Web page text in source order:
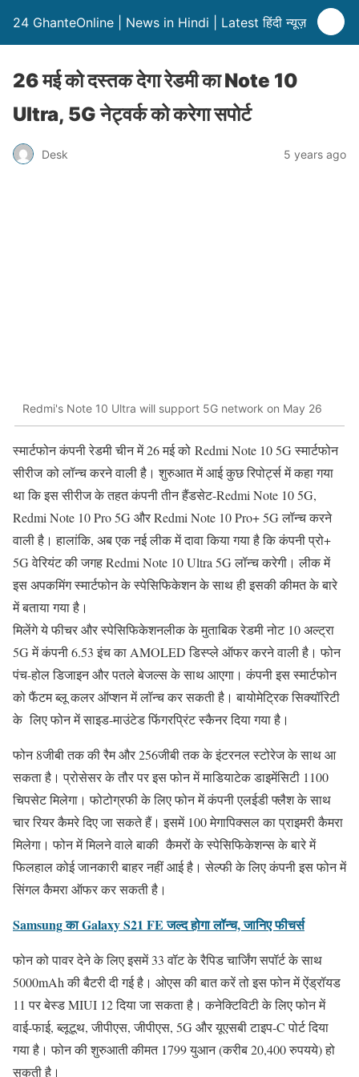
24 GhanteOnline | News in Hindi | Latest हिंदी न्यूज़
26 मई को दस्तक देगा रेडमी का Note 10
Ultra, 5G नेट्वर्क को करेगा सपोर्ट
Desk 5 years ago
Redmi's Note 10 Ultra will support 5G network on May 26
स्मार्टफोन कंपनी रेडमी चीन में 26 मई को Redmi Note 10 5G स्मार्टफोन
सीरीज को लॉन्च करने वाली है। शुरुआत में आई कुछ रिपोर्ट्स में कहा गया
था कि इस सीरीज के तहत कंपनी तीन हैंडसेट-Redmi Note 10 5G,
Redmi Note 10 Pro 5G और Redmi Note 10 Pro+ 5G लॉन्च करने
वाली है। हालांकि, अब एक नई लीक में दावा किया गया है कि कंपनी प्रो+
5G वेरियंट की जगह Redmi Note 10 Ultra 5G लॉन्च करेगी। लीक में
इस अपकमिंग स्मार्टफोन के स्पेसिफिकेशन के साथ ही इसकी कीमत के बारे
में बताया गया है।
मिलेंगे ये फीचर और स्पेसिफिकेशनलीक के मुताबिक रेडमी नोट 10 अल्ट्रा
5G में कंपनी 6.53 इंच का AMOLED डिस्प्ले ऑफर करने वाली है। फोन
पंच-होल डिजाइन और पतले बेजल्स के साथ आएगा। कंपनी इस स्मार्टफोन
को फैंटम ब्लू कलर ऑप्शन में लॉन्च कर सकती है। बायोमेट्रिक सिक्यॉरिटी
के लिए फोन में साइड-माउंटेड फिंगरप्रिंट स्कैनर दिया गया है।
फोन 8जीबी तक की रैम और 256जीबी तक के इंटरनल स्टोरेज के साथ आ
सकता है। प्रोसेसर के तौर पर इस फोन में माडियाटेक डाइमेंसिटी 1100
चिपसेट मिलेगा। फोटोग्रफी के लिए फोन में कंपनी एलईडी फ्लैश के साथ
चार रियर कैमरे दिए जा सकते हैं। इसमें 100 मेगापिक्सल का प्राइमरी कैमरा
मिलेगा। फोन में मिलने वाले बाकी कैमरों के स्पेसिफिकेशन्स के बारे में
फिलहाल कोई जानकारी बाहर नहीं आई है। सेल्फी के लिए कंपनी इस फोन में
सिंगल कैमरा ऑफर कर सकती है।
Samsung का Galaxy S21 FE जल्द होगा लॉन्च, जानिए फीचर्स
फोन को पावर देने के लिए इसमें 33 वॉट के रैपिड चार्जिंग सपॉर्ट के साथ
5000mAh की बैटरी दी गई है। ओएस की बात करें तो इस फोन में ऐंड्रॉयड
11 पर बेस्ड MIUI 12 दिया जा सकता है। कनेक्टिविटी के लिए फोन में
वाई-फाई, ब्लूटूथ, जीपीएस, जीपीएस, 5G और यूएसबी टाइप-C पोर्ट दिया
गया है। फोन की शुरुआती कीमत 1799 युआन (करीब 20,400 रुपयये) हो
सकती है।